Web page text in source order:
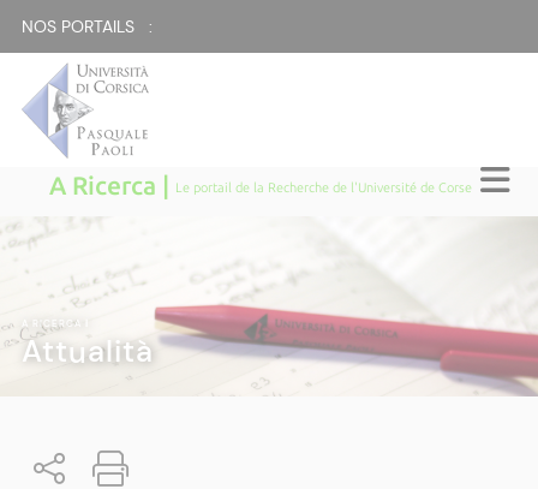
NOS PORTAILS :
A Ricerca | Le portail de la Recherche de l'Université de Corse
A RICERCA
Attualità